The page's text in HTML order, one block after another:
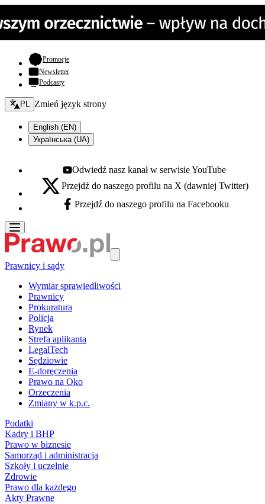
Promocje- otwiera się w nowej karcie
Newsletter
Podcasty
Zmień język - bieżący:
PL Zmień język strony
English (EN)
Українська (UA)
Youtube - otwiera się w nowej karcie
Odwiedź nasz kanał w serwisie YouTube
X - otwiera się w nowej karcie
Przejdź do naszego profilu na X (dawniej Twitter)
Facebook - otwiera się w nowej karcie
Przejdź do naszego profilu na Facebooku
Prawnicy i sądy
Wymiar sprawiedliwości
Prawnicy
Prokuratura
Policja
Rynek
Strefa aplikanta
LegalTech
Sędziowie
E-doręczenia
Prawo na Oko
Orzeczenia
Zmiany w k.p.c.
Podatki
Kadry i BHP
Prawo w biznesie
Samorząd i administracja
Szkoły i uczelnie
Zdrowie
Prawo dla każdego
Akty Prawne